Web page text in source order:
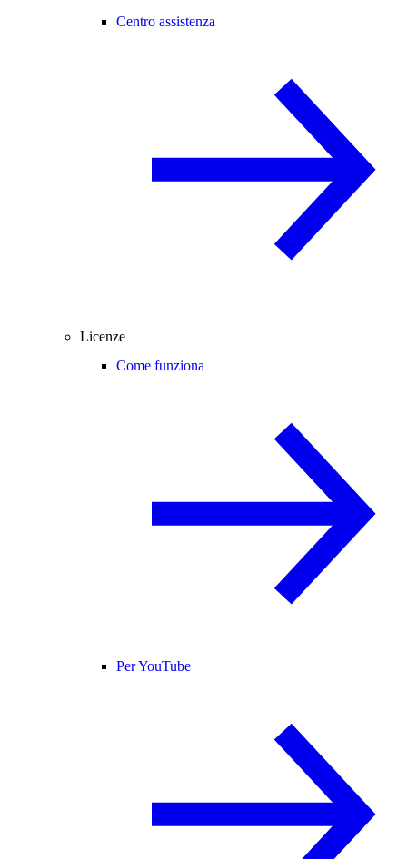
Centro assistenza
Licenze
Come funziona
Per YouTube